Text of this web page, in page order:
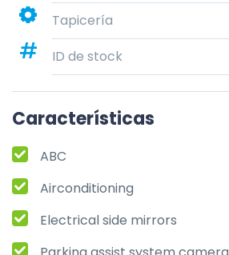
Tapicería
ID de stock
Características
ABC
Airconditioning
Electrical side mirrors